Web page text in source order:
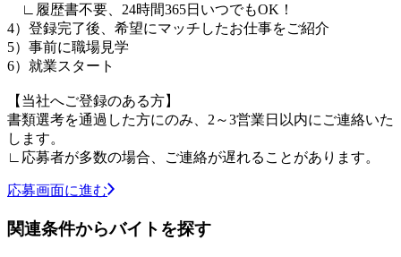
∟履歴書不要、24時間365日いつでもOK！
4）登録完了後、希望にマッチしたお仕事をご紹介
5）事前に職場見学
6）就業スタート
【当社へご登録のある方】
書類選考を通過した方にのみ、2～3営業日以内にご連絡いた
します。
∟応募者が多数の場合、ご連絡が遅れることがあります。
応募画面に進む
関連条件からバイトを探す